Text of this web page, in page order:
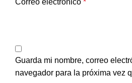
Correo electrónico *
Guarda mi nombre, correo
navegador para la próxima vez